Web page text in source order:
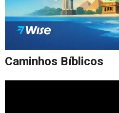
Caminhos Bíblicos